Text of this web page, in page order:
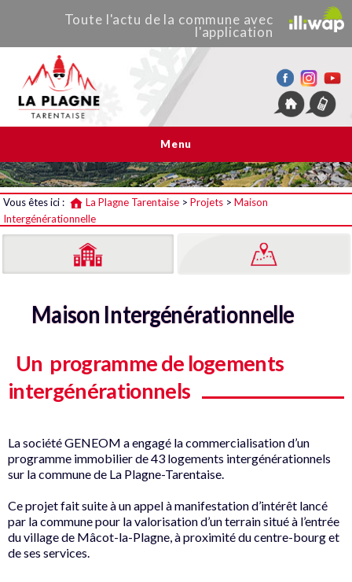
La Plagne Tarentaise
Toute l'actu de la commune avec
l'application
Menu
Vous êtes ici : La Plagne Tarentaise > Projets > Maison
Intergénérationnelle
Maison Intergénérationnelle
Un programme de logements
intergénérationnels
La société GENEOM a engagé la commercialisation d’un
programme immobilier de 43 logements intergénérationnels
sur la commune de La Plagne-Tarentaise.
Ce projet fait suite à un appel à manifestation d’intérêt lancé
par la commune pour la valorisation d’un terrain situé à l’entrée
du village de Mâcot-la-Plagne, à proximité du centre-bourg et
de ses services.